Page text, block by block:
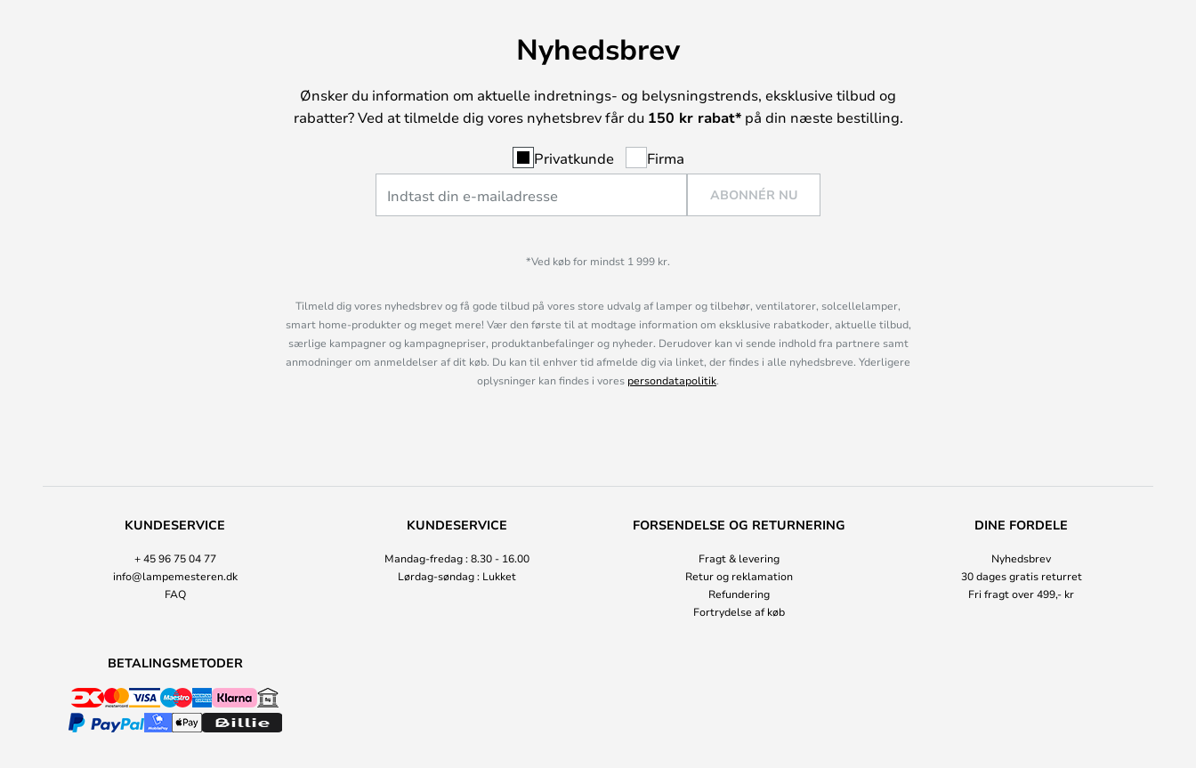
Nyhedsbrev
Ønsker du information om aktuelle indretnings- og belysningstrends, eksklusive tilbud og
rabatter? Ved at tilmelde dig vores nyhetsbrev får du 150 kr rabat*på din næste bestilling.
Privatkunde Firma
ABONNÉR NU
*Ved køb for mindst 1 999 kr.
Tilmeld dig vores nyhedsbrev og få gode tilbud på vores store udvalg af lamper og tilbehør, ventilatorer, solcellelamper,
smart home-produkter og meget mere! Vær den første til at modtage information om eksklusive rabatkoder, aktuelle tilbud,
særlige kampagner og kampagnepriser, produktanbefalinger og nyheder. Derudover kan vi sende indhold fra partnere samt
anmodninger om anmeldelser af dit køb. Du kan til enhver tid afmelde dig via linket, der findes i alle nyhedsbreve. Yderligere
oplysninger kan findes i vores persondatapolitik.
KUNDESERVICE
+ 45 96 75 04 77
info@lampemesteren.dk
FAQ
KUNDESERVICE
Mandag-fredag : 8.30 - 16.00
Lørdag-søndag : Lukket
FORSENDELSE OG RETURNERING
Fragt & levering
Retur og reklamation
Refundering
Fortrydelse af køb
DINE FORDELE
Nyhedsbrev
30 dages gratis returret
Fri fragt over 499,- kr
BETALINGSMETODER